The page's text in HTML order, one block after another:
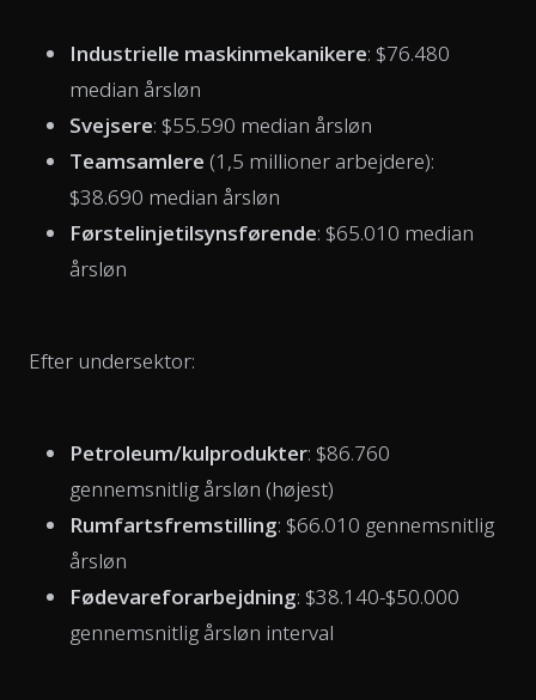
Industrielle maskinmekanikere: $76.480
median årsløn
Svejsere: $55.590 median årsløn
Teamsamlere (1,5 millioner arbejdere):
$38.690 median årsløn
Førstelinjetilsynsførende: $65.010 median
årsløn
Efter undersektor:
Petroleum/kulprodukter: $86.760
gennemsnitlig årsløn (højest)
Rumfartsfremstilling: $66.010 gennemsnitlig
årsløn
Fødevareforarbejdning: $38.140-$50.000
gennemsnitlig årsløn interval